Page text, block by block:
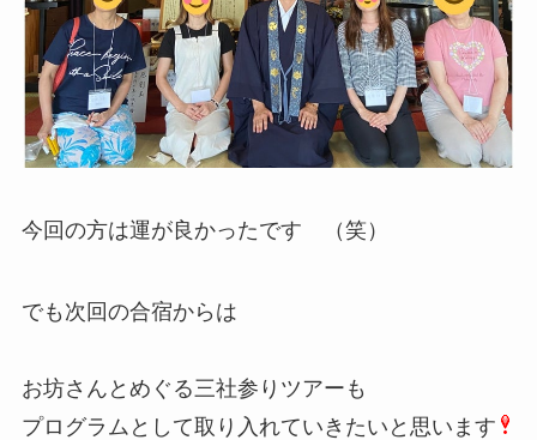
今回の方は運が良かったです （笑）
でも次回の合宿からは
お坊さんとめぐる三社参りツアーも
プログラムとして取り入れていきたいと思います